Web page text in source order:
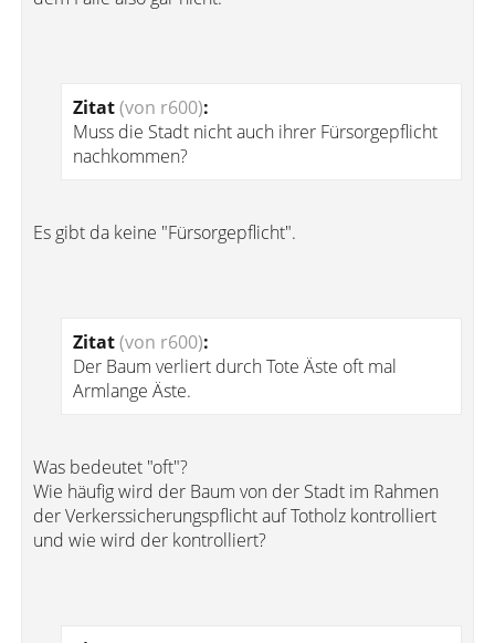
Zitat(von r600):
Muss die Stadt nicht auch ihrer Fürsorgepflicht
nachkommen?
Es gibt da keine "Fürsorgepflicht".
Zitat(von r600):
Der Baum verliert durch Tote Äste oft mal
Armlange Äste.
Was bedeutet "oft"?
Wie häufig wird der Baum von der Stadt im Rahmen
der Verkerssicherungspflicht auf Totholz kontrolliert
und wie wird der kontrolliert?